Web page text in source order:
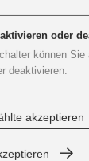
werden,
um einen
oder
können Sie
deaktivieren.
akzeptieren